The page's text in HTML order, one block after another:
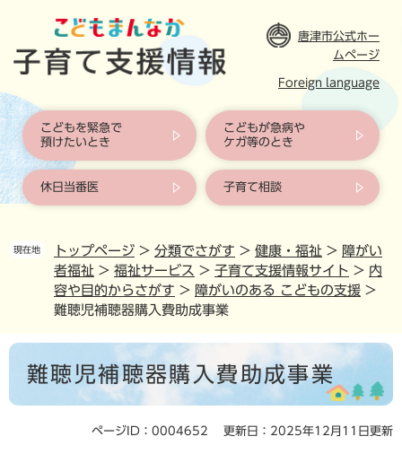
頭
で
す
。
唐津市公式ホー
ムページ
Foreign language
こどもを緊急で
預けたいとき
こどもが急病や
ケガ等のとき
休日当番医 子育て相談
現在地 トップページ > 分類でさがす > 健康・福祉 > 障がい
者福祉 > 福祉サービス > 子育て支援情報サイト > 内
容や目的からさがす > 障がいのある こどもの支援 >
難聴児補聴器購入費助成事業
本
難聴児補聴器購入費助成事業
ページID：0004652 更新日：2025年12月11日更新